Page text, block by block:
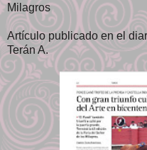
Milagros
Artículo publicado en el
Terán A.